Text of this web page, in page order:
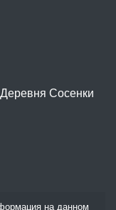
Сосенки
на данном